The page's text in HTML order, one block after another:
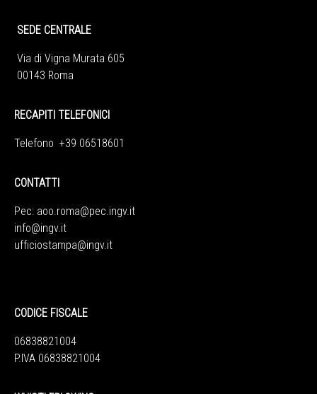
SEDE CENTRALE
Via di Vigna Murata 605
00143 Roma
RECAPITI TELEFONICI
Telefono +39 06518601
CONTATTI
Pec: aoo.roma@pec.ingv.it
info@ingv.it
ufficiostampa@ingv.it
CODICE FISCALE
06838821004
P.IVA 06838821004